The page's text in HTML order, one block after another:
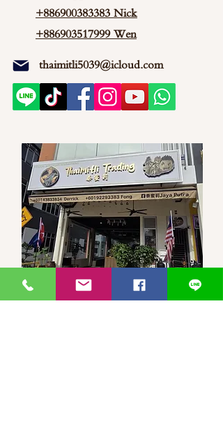
+886900383383 Nick
+886903517999 Wen
thaimitli5039@icloud.com
馬來西亞-新山-分行 泰蜜莉JP